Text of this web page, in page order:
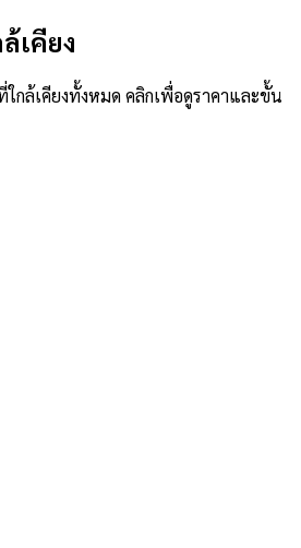
เคียง
กล้เคียงทั้งหมด คลิกเพื่อดูราคาและขั้น